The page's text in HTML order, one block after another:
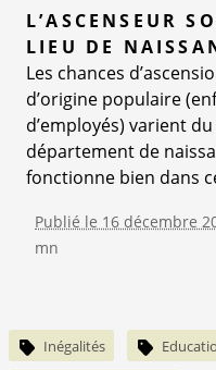
L’ASCENSEUR
LIEU DE
Les chances
d’origine populaire
d’employés) varient
département de
fonctionne bien dans
Publié le 16 décembre
mn
Inégalités